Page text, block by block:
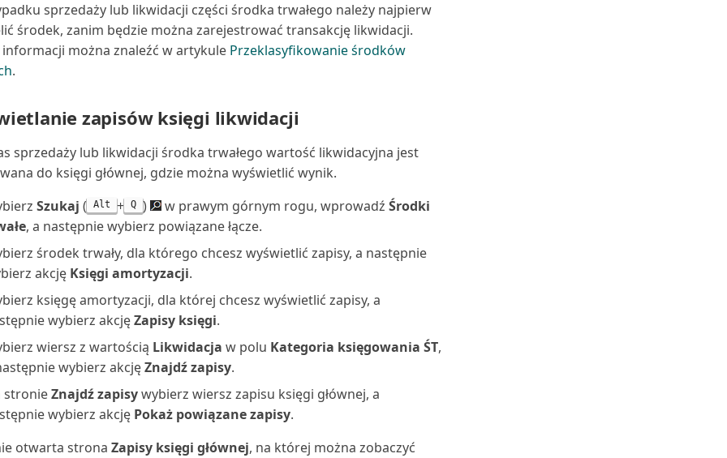
sprzedaży lub likwidacji części środka trwałego należy najpierw
środek, zanim będzie można zarejestrować transakcję likwidacji.
informacji można znaleźć w artykule Przeklasyfikowanie środków
.
zapisów księgi likwidacji
sprzedaży lub likwidacji środka trwałego wartość likwidacyjna jest
do księgi głównej, gdzie można wyświetlić wynik.
Szukaj ( Alt + Q ) w prawym górnym rogu, wprowadź Środki
, a następnie wybierz powiązane łącze.
środek trwały, dla którego chcesz wyświetlić zapisy, a następnie
akcję Księgi amortyzacji.
księgę amortyzacji, dla której chcesz wyświetlić zapisy, a
wybierz akcjęZapisy księgi.
wiersz z wartością Likwidacja w polu Kategoria księgowania ŚT,
wybierz akcjęZnajdź zapisy.
stronieZnajdź zapisywybierz wiersz zapisu księgi głównej, a
wybierz akcję Pokaż powiązane zapisy.
otwarta strona Zapisy księgi głównej, na której można zobaczyć